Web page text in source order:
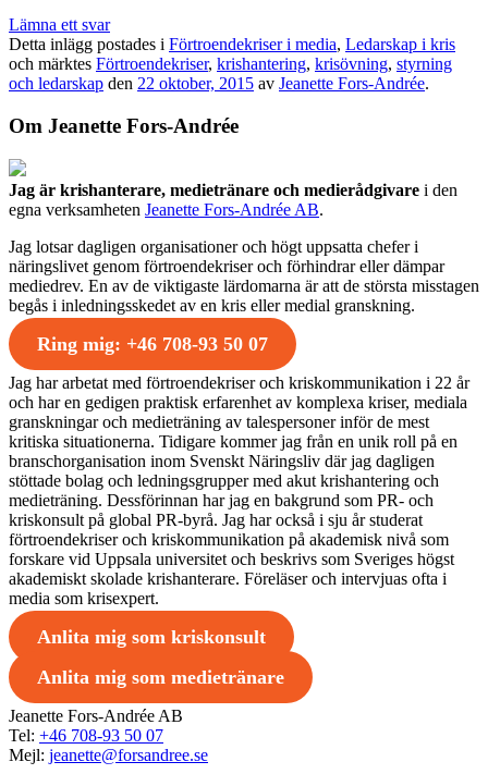
Lämna ett svar
Detta inlägg postades i Förtroendekriser i media, Ledarskap i kris
och märktes Förtroendekriser, krishantering, krisövning, styrning
och ledarskap den 22 oktober, 2015 av Jeanette Fors-Andrée.
Om Jeanette Fors-Andrée
Jag är krishanterare, medietränare och medierådgivare i den
egna verksamheten Jeanette Fors-Andrée AB.
Jag lotsar dagligen organisationer och högt uppsatta chefer i
näringslivet genom förtroendekriser och förhindrar eller dämpar
mediedrev. En av de viktigaste lärdomarna är att de största misstagen
begås i inledningsskedet av en kris eller medial granskning.
Ring mig: +46 708-93 50 07
Jag har arbetat med förtroendekriser och kriskommunikation i 22 år
och har en gedigen praktisk erfarenhet av komplexa kriser, mediala
granskningar och medieträning av talespersoner inför de mest
kritiska situationerna. Tidigare kommer jag från en unik roll på en
branschorganisation inom Svenskt Näringsliv där jag dagligen
stöttade bolag och ledningsgrupper med akut krishantering och
medieträning. Dessförinnan har jag en bakgrund som PR- och
kriskonsult på global PR-byrå. Jag har också i sju år studerat
förtroendekriser och kriskommunikation på akademisk nivå som
forskare vid Uppsala universitet och beskrivs som Sveriges högst
akademiskt skolade krishanterare. Föreläser och intervjuas ofta i
media som krisexpert.
Anlita mig som kriskonsult
Anlita mig som medietränare
Jeanette Fors-Andrée AB
Tel: +46 708-93 50 07
Mejl: jeanette@forsandree.se